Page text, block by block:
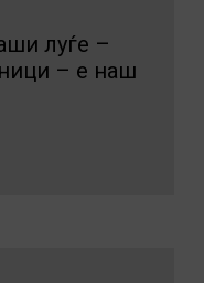
луѓе –
– е наш